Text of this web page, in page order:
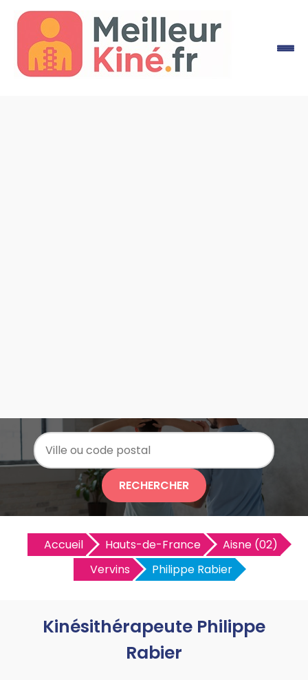
RECHERCHER
Accueil Hauts-de-France
Aisne (02)
Vervins
Philippe Rabier
Kinésithérapeute Philippe
Rabier